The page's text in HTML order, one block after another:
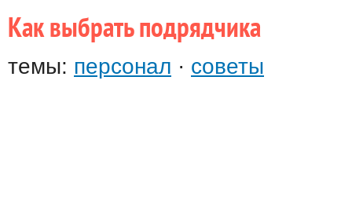
Как выбрать подрядчика
темы: персонал · советы